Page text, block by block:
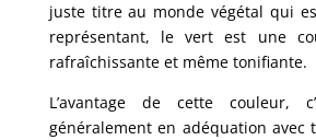
juste titre au monde végétal qui
représentant, le vert est une
rafraîchissante et même tonifiante.
L’avantage de cette couleur,
généralement en adéquation avec